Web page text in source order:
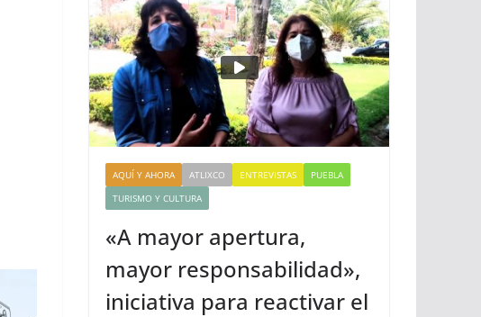
AQUÍ Y AHORA ATLIXCO ENTREVISTAS
PUEBLA
TURISMO Y CULTURA
«A mayor apertura,
mayor responsabilidad»,
iniciativa para reactivar el